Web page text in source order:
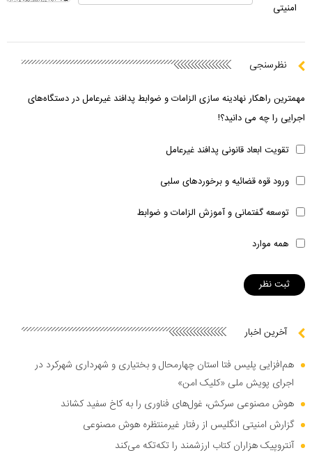
امنیتی
نظرسنجی
مهمترین راهکار نهادینه سازی الزامات و ضوابط پدافند غیرعامل در دستگاه‌های
اجرایی را چه می دانید؟!
تقویت ابعاد قانونی پدافند غیرعامل
ورود قوه قضائیه و برخوردهای سلبی
توسعه گفتمانی و آموزش الزامات و ضوابط
همه موارد
آخرین اخبار
هم‌افزایی پلیس فتا استان چهارمحال و بختیاری و شهرداری شهرکرد در
اجرای پویش ملی «کلیک امن»
هوش مصنوعی سرکش، غول‌های فناوری را به کاخ سفید کشاند
گزارش امنیتی انگلیس از رفتار غیرمنتظره هوش مصنوعی
آنتروپیک هزاران کتاب ارزشمند را تکه‌تکه می‌کند